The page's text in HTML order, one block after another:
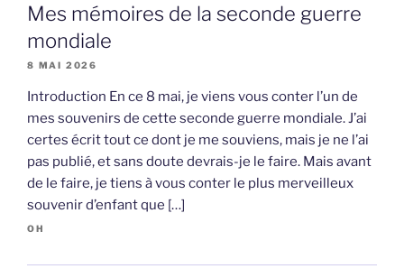
Mes mémoires de la seconde guerre
mondiale
8 MAI 2026
Introduction En ce 8 mai, je viens vous conter l’un de
mes souvenirs de cette seconde guerre mondiale. J’ai
certes écrit tout ce dont je me souviens, mais je ne l’ai
pas publié, et sans doute devrais-je le faire. Mais avant
de le faire, je tiens à vous conter le plus merveilleux
souvenir d’enfant que […]
OH